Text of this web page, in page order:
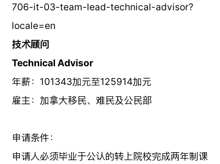
706-it-03-team-lead-technical-advisor?
locale=en
技术顾问
Technical Advisor
年薪：101343加元至125914加元
雇主：加拿大移民、难民及公民部
申请条件：
申请人必须毕业于公认的转上院校完成两年制课